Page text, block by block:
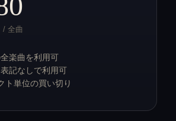
/ 全曲
楽曲を利用可
記なしで利用可
ト単位の買い切り